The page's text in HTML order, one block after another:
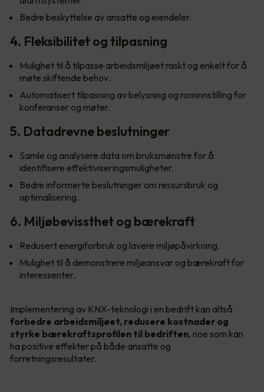
Bedre beskyttelse av ansatte og eiendeler.
4. Fleksibilitet og tilpasning
Mulighet til å tilpasse arbeidsmiljøet raskt og enkelt for å
møte skiftende behov.
Automatisert tilpasning av belysning og rominnstilling for
konferanser og møter.
5. Datadrevne beslutninger
Samle og analysere data om bruksmønstre for å
identifisere effektiviseringsmuligheter.
Bedre informerte beslutninger om ressursbruk og
optimalisering.
6. Miljøbevissthet og bærekraft
Redusert energiforbruk og lavere miljøpåvirkning.
Mulighet til å demonstrere miljøansvar og bærekraft for
interessenter.
Implementering av KNX-teknologi i en bedrift kan altså
forbedre arbeidsmiljøet, redusere kostnader og
styrke bærekraftsprofilen til bedriften, noe som kan
ha positive effekter på både ansatte og
forretningsresultater.